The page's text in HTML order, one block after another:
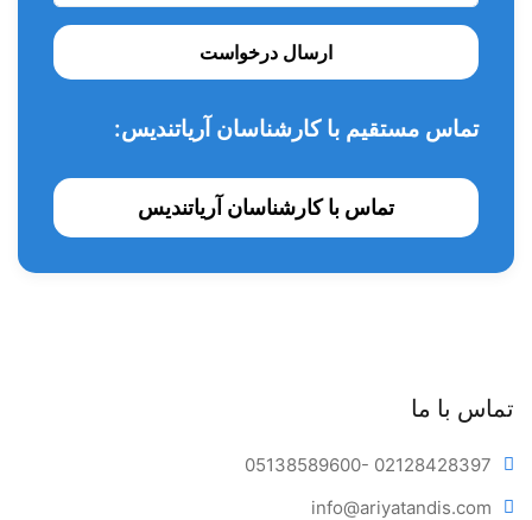
دکمه خاموش/روشن
جریان آب را به راحتی کنترل کنید.
این مقدار برایاستفاده خانگی مطلوباست.
کم کردن التهاب لثه
پاکسازی بریج‌ها
بهبود جرم گیری
ارسال درخواست
تماس مستقیم با کارشناسان آریاتندیس:
تماس با کارشناسان آریاتندیس
تماس با ما
05138589600- 02128428397
info@ariyatandis.com